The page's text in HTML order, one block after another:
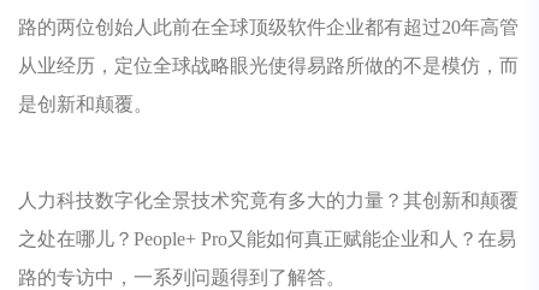
路的两位创始人此前在全球顶级软件企业都有超过20年高管
从业经历，定位全球战略眼光使得易路所做的不是模仿，而
是创新和颠覆。
人力科技数字化全景技术究竟有多大的力量？其创新和颠覆
之处在哪儿？People+ Pro又能如何真正赋能企业和人？在易
路的专访中，一系列问题得到了解答。